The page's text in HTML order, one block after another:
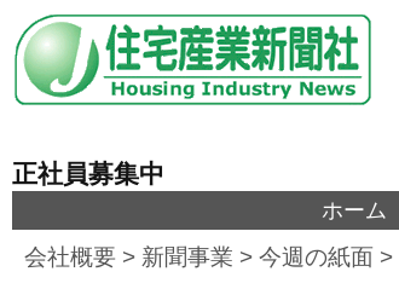
正社員募集中
ホーム
会社概要 > 新聞事業 > 今週の紙面 >